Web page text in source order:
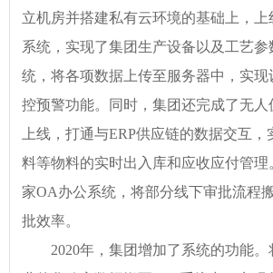
立机房并搭建私有云环境的基础上，上
系统，实现了集团生产设备以及工艺参
统，将各项数据上传至服务器中，实现
控预警功能。同时，集团还完成了无人
上线，打通与ERP供应链的数据交互
料等物料的实时出入库和应收应付管理
家OA办公系统，将部分线下审批流程
批效率。
2020年，集团增加了系统的功能。
息孤岛。在ERP系统上线的基础上，集
报工系统，并完成了集团存货物资的价
米地磅进行了第三期的无人值守系统改
磅，提高过磅效率，减少过磅员，杜绝
能。同时，集团还进行了主数据的初
集团庞大的物料等数据的重码现象。最
上线，餐厅、考勤、门禁数据实现了同
更便捷的服务。；2022年上线银企直连
等流程；ERP业务优化，合并集团两
理系统、合同管理、费控系统，完善公
设。